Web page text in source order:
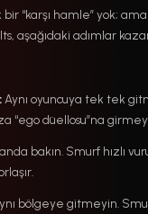
bir “karşı hamle” yok; ama
aşağıdaki adımlar
Aynı oyuncuya tek tek
“ego düellosu”na
bakın. Smurf hızlı
bölgeye gitmeyin.